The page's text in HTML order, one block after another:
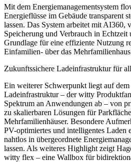
Mit dem Energiemanagementsystem
Energieflüsse im Gebäude transparent
lassen. Das System arbeitet mit AI360,
Speicherung und Verbrauch in Echtzeit
Grundlage für eine effiziente Nutzung
Einfamilien- über das
Zukunftssichere Ladeinfrastruktur für
Ein weiterer Schwerpunkt liegt auf
Ladeinfrastruktur – der witty
Spektrum an Anwendungen ab – von
zu skalierbaren Lösungen für
Mehrfamilienhäuser. Besondere
PV-optimiertes und intelligentes Laden
nahtlos in übergeordnete
lassen. Als weiteres Highlight zeigt
witty flex – eine Wallbox für